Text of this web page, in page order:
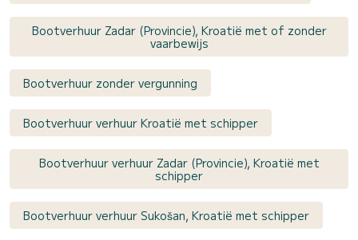
Bootverhuur Zadar (Provincie), Kroatië met of zonder
vaarbewijs
Bootverhuur zonder vergunning
Bootverhuur verhuur Kroatië met schipper
Bootverhuur verhuur Zadar (Provincie), Kroatië met
schipper
Bootverhuur verhuur Sukošan, Kroatië met schipper